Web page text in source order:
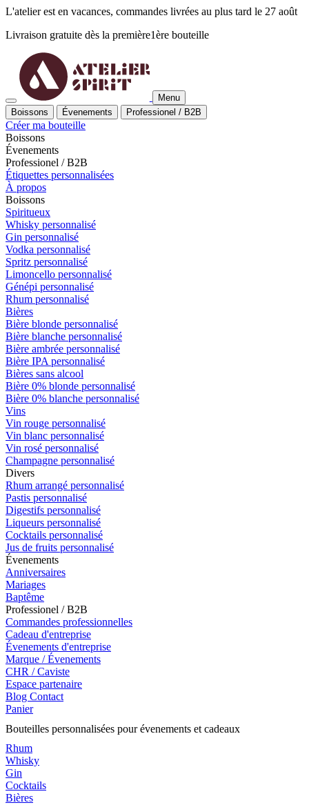
L'atelier est en vacances, commandes livrées au plus tard le 27 août
Livraison gratuite dès la première1ère bouteille
Menu
Boissons
Évenements Professionel / B2B
Créer ma bouteille
Boissons
Évenements
Professionel / B2B
Étiquettes personnalisées
À propos
Boissons
Spiritueux
Whisky personnalisé
Gin personnalisé
Vodka personnalisé
Spritz personnalisé
Limoncello personnalisé
Génépi personnalisé
Rhum personnalisé
Bières
Bière blonde personnalisé
Bière blanche personnalisé
Bière ambrée personnalisé
Bière IPA personnalisé
Bières sans alcool
Bière 0% blonde personnalisé
Bière 0% blanche personnalisé
Vins
Vin rouge personnalisé
Vin blanc personnalisé
Vin rosé personnalisé
Champagne personnalisé
Divers
Rhum arrangé personnalisé
Pastis personnalisé
Digestifs personnalisé
Liqueurs personnalisé
Cocktails personnalisé
Jus de fruits personnalisé
Évenements
Anniversaires
Mariages
Baptême
Professionel / B2B
Commandes professionnelles
Cadeau d'entreprise
Évenements d'entreprise
Marque / Évenements
CHR / Caviste
Espace partenaire
Blog Contact
Panier
Bouteilles personnalisées pour évenements et cadeaux
Rhum
Whisky
Gin
Cocktails
Bières